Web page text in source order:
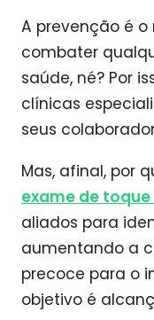
A prevenção é
combater
saúde, né? Por
clínicas
seus
Mas, afinal, por
exame de
aliados para
aumentando a
precoce para o
objetivo é